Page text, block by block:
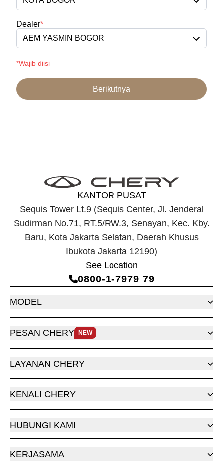
Dealer*
AEM YASMIN BOGOR
*Wajib diisi
Berikutnya
KANTOR PUSAT
Sequis Tower Lt.9 (Sequis Center, Jl. Jenderal
Sudirman No.71, RT.5/RW.3, Senayan, Kec. Kby.
Baru, Kota Jakarta Selatan, Daerah Khusus
Ibukota Jakarta 12190)
See Location
0800‑1‑7979 79
MODEL
PESAN CHERY NEW
LAYANAN CHERY
KENALI CHERY
HUBUNGI KAMI
KERJASAMA